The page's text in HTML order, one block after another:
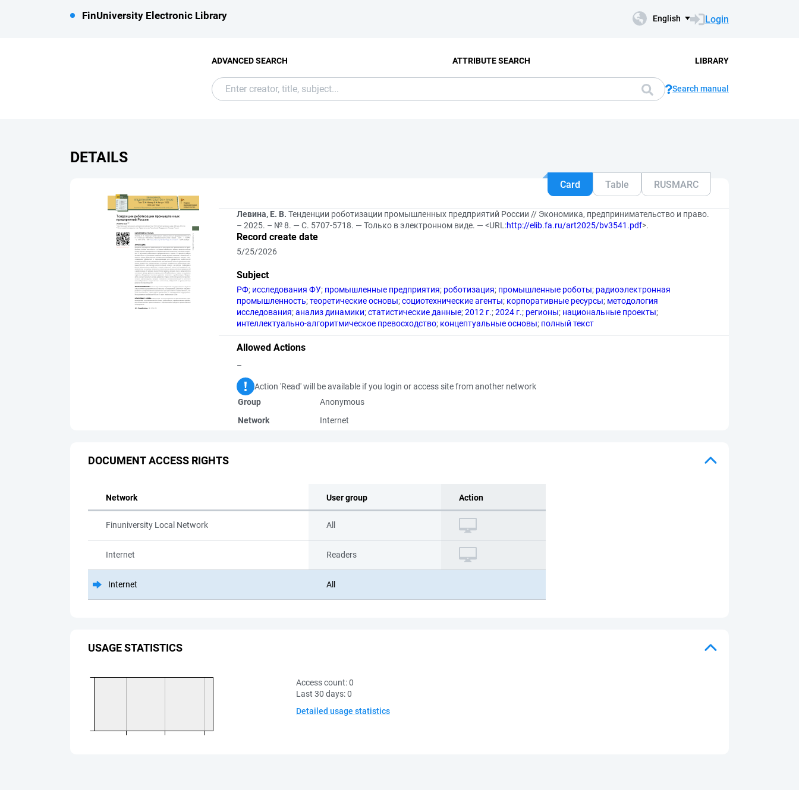
FinUniversity Electronic Library English Login
ADVANCED SEARCH ATTRIBUTE SEARCH LIBRARY
Search manual
DETAILS
Card Table RUSMARC
Левина, Е. В. Тенденции роботизации промышленных предприятий России // Экономика, предпринимательство и право.
– 2025. – № 8. — С. 5707-5718. — Только в электронном виде. — <URL:http://elib.fa.ru/art2025/bv3541.pdf>.
Record create date
5/25/2026
Subject
РФ; исследования ФУ; промышленные предприятия; роботизация; промышленные роботы; радиоэлектронная
промышленность;теоретические основы;социотехнические агенты; корпоративные ресурсы; методология
исследования;анализ динамики;статистические данные;2012 г.;2024 г.; регионы; национальные проекты;
интеллектуально-алгоритмическое превосходство; концептуальные основы; полный текст
Allowed Actions
–
Action 'Read' will be available if you login or access site from another network
Group
Anonymous
Network
Internet
DOCUMENT ACCESS RIGHTS
Network User group Action
Finuniversity Local Network All
Internet Readers
Internet All
USAGE STATISTICS
Access count:0
Last 30 days:0
Detailed usage statistics